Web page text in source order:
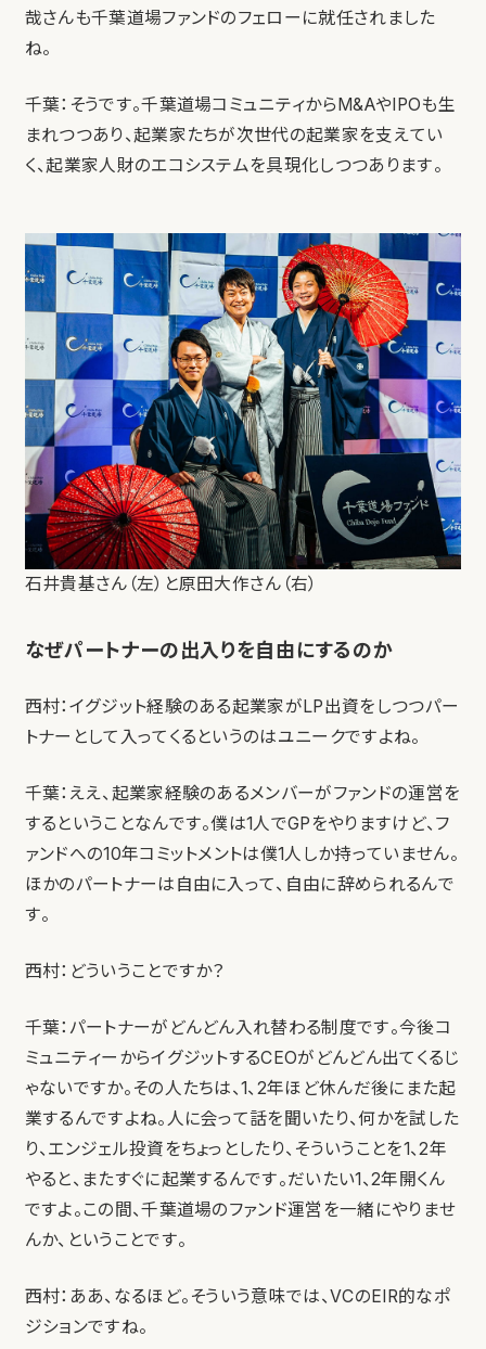
哉さんも千葉道場ファンドのフェローに就任されました
ね。
千葉：そうです。千葉道場コミュニティからM&AやIPOも生
まれつつあり、起業家たちが次世代の起業家を支えてい
く、起業家人財のエコシステムを具現化しつつあります。
石井貴基さん（左）と原田大作さん（右）
なぜパートナーの出入りを自由にするのか
西村：イグジット経験のある起業家がLP出資をしつつパー
トナーとして入ってくるというのはユニークですよね。
千葉：ええ、起業家経験のあるメンバーがファンドの運営を
するということなんです。僕は1人でGPをやりますけど、フ
ァンドへの10年コミットメントは僕1人しか持っていません。
ほかのパートナーは自由に入って、自由に辞められるんで
す。
西村：どういうことですか？
千葉：パートナーがどんどん入れ替わる制度です。今後コ
ミュニティーからイグジットするCEOがどんどん出てくるじ
ゃないですか。その人たちは、1、2年ほど休んだ後にまた起
業するんですよね。人に会って話を聞いたり、何かを試した
り、エンジェル投資をちょっとしたり、そういうことを1、2年
やると、またすぐに起業するんです。だいたい1、2年開くん
ですよ。この間、千葉道場のファンド運営を一緒にやりませ
んか、ということです。
西村：ああ、なるほど。そういう意味では、VCのEIR的なポ
ジションですね。